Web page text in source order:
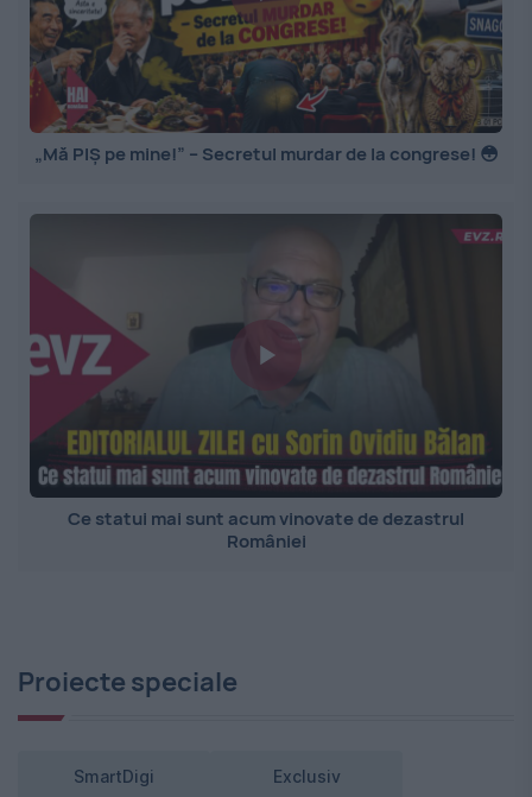
„Mă PIȘ pe mine!” – Secretul murdar de la congrese! 😳
Ce statui mai sunt acum vinovate de dezastrul
României
Proiecte speciale
SmartDigi Exclusiv